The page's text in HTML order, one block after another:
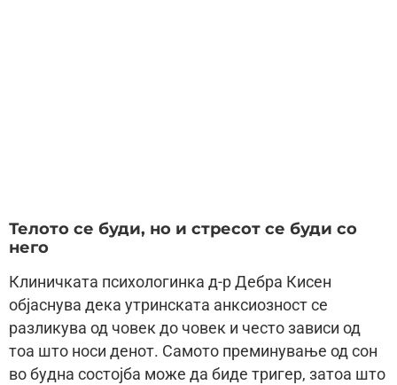
Телото се буди, но и стресот се буди со
него
Клиничката психологинка д-р Дебра Кисен
објаснува дека утринската анксиозност се
разликува од човек до човек и често зависи од
тоа што носи денот. Самото преминување од сон
во будна состојба може да биде тригер, затоа што